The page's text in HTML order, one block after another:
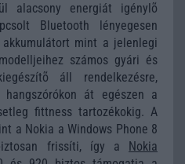
alacsony energiát igénylõ
Bluetooth lényegesen
mint a jelenlegi
számos gyári és
áll rendelkezésre,
át egészen a
fittness tartozékokig. A
a Nokia a Windows Phone 8
frissíti, így a Nokia